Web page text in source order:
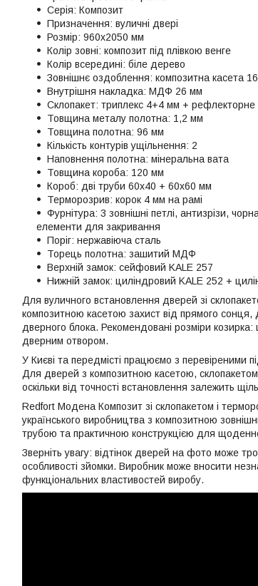
Серія: Композит
Призначення: вуличні двері
Розмір: 960х2050 мм
Колір зовні: композит під плівкою венге
Колір всередині: біле дерево
Зовнішнє оздоблення: композитна касета
Внутрішня накладка: МДФ 26 мм
Склопакет: триплекс 4+4 мм +
Товщина металу полотна: 1,2 мм
Товщина полотна: 96 мм
Кількість контурів ущільнення: 2
Наповнення полотна: мінеральна вата
Товщина короба: 120 мм
Короб: дві труби 60х40 + 60х60 мм
Терморозрив: корок 4 мм на рамі
Фурнітура: 3 зовнішні петлі, антизрізи,
елементи для закривання
Поріг: нержавіюча сталь
Торець полотна: зашитий МДФ
Верхній замок: сейфовий KALE 257
Нижній замок: циліндровий KALE 252 +
Для вуличного встановлення дверей зі
композитною касетою захист від прямого сонця,
дверного блока. Рекомендовані розміри
дверним отвором.
У Києві та передмісті працюємо з перевіреними
Для дверей з композитною касетою,
оскільки від точності встановлення залежить
Redfort Модена Композит зі склопакетом і
українського виробництва з композитною
трубою та практичною конструкцією для
Зверніть увагу: відтінок дверей на фото може
особливості зйомки. Виробник може вносити
функціональних властивостей виробу.